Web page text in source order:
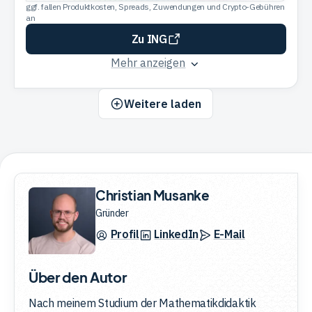
ggf. fallen Produktkosten, Spreads, Zuwendungen und Crypto-Gebühren
an
Zu ING
Mehr anzeigen
Weitere laden
Christian Musanke
Gründer
Profil LinkedIn E-Mail
Über den Autor
Nach meinem Studium der Mathematikdidaktik